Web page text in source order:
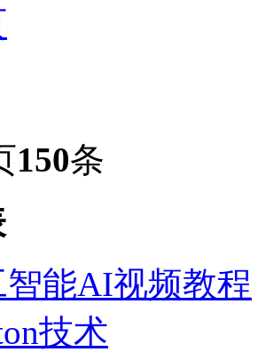
150条
智能AI视频教程
技术